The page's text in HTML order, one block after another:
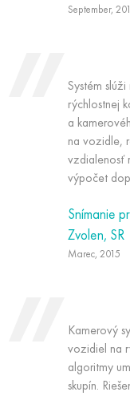
September,
Systém
rýchlostnej
a
na vozidle,
vzdialenosť
výpočet
Snímanie
Zvolen, SR
Marec, 2015
Kamerový
vozidiel na
algoritmy
skupín.